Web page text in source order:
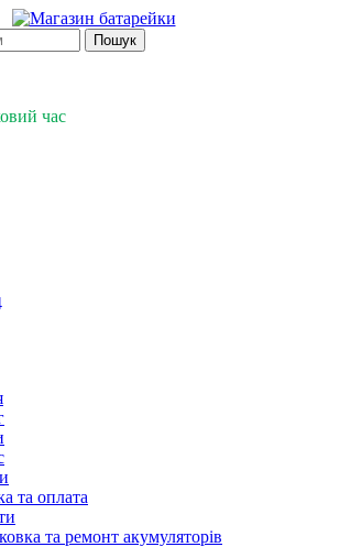
час
та оплата
та ремонт акумуляторів